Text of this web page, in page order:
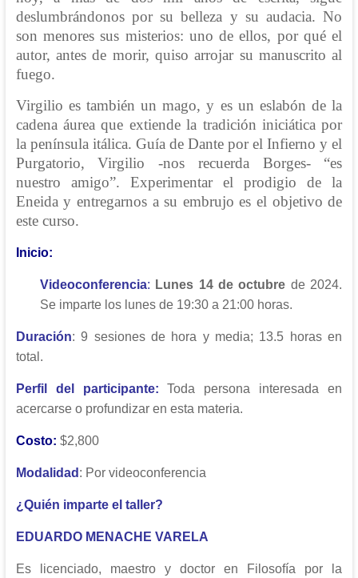
deslumbrándonos por su belleza y su audacia. No
son menores sus misterios: uno de ellos, por qué el
autor, antes de morir, quiso arrojar su manuscrito al
fuego.
Virgilio es también un mago, y es un eslabón de la
cadena áurea que extiende la tradición iniciática por
la península itálica. Guía de Dante por el Infierno y el
Purgatorio, Virgilio -nos recuerda Borges- “es
nuestro amigo”. Experimentar el prodigio de la
Eneida y entregarnos a su embrujo es el objetivo de
este curso.
Inicio:
Videoconferencia: Lunes 14 de octubre de 2024.
Se imparte los lunes de 19:30 a 21:00 horas.
Duración: 9 sesiones de hora y media; 13.5 horas en
total.
Perfil del participante: Toda persona interesada en
acercarse o profundizar en esta materia.
Costo: $2,800
Modalidad : Por videoconferencia
¿Quién imparte el taller?
EDUARDO MENACHE VARELA
Es licenciado, maestro y doctor en Filosofía por la